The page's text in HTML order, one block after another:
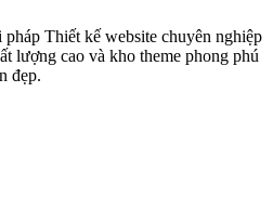
Thiết kế website chuyên nghiệp
lượng cao và kho theme phong phú
đẹp.